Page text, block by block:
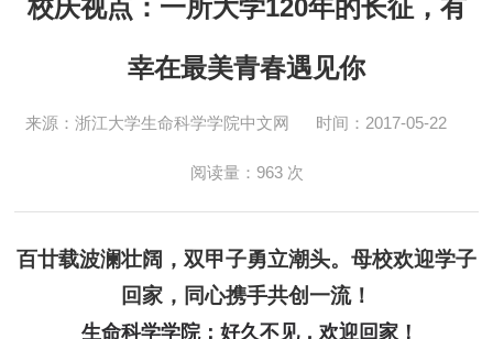
校庆视点：一所大学120年的长征，有
幸在最美青春遇见你
来源：浙江大学生命科学学院中文网 时间：2017-05-22
阅读量： 963 次
百廿载波澜壮阔，双甲子勇立潮头。母校欢迎学子
回家，同心携手共创一流！
生命科学学院：好久不见，欢迎回家！